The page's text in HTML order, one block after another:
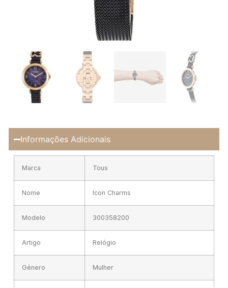
Informações Adicionais
Marca Tous
Nome Icon Charms
Modelo 300358200
Artigo Relógio
Género Mulher